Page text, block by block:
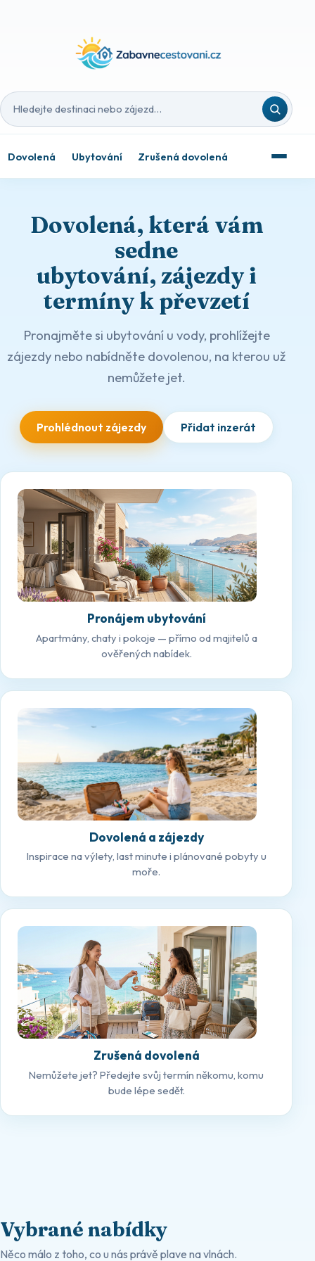
Hledat destinaci nebo zájezd
Dovolená Ubytování Zrušená dovolená
Dovolená, která vám
sedne
ubytování, zájezdy i
termíny k převzetí
Pronajměte si ubytování u vody, prohlížejte
zájezdy nebo nabídněte dovolenou, na kterou už
nemůžete jet.
Prohlédnout zájezdy Přidat inzerát
Pronájem ubytování
Apartmány, chaty i pokoje — přímo od majitelů a
ověřených nabídek.
Dovolená a zájezdy
Inspirace na výlety, last minute i plánované pobyty u
moře.
Zrušená dovolená
Nemůžete jet? Předejte svůj termín někomu, komu
bude lépe sedět.
Vybrané nabídky
Něco málo z toho, co u nás právě plave na vlnách.